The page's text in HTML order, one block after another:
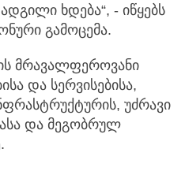
ხდება“, - იწყებს
გამოცემა.
მრავალფეროვანი
და სერვისებისა,
უძრავი
და მეგობრულ